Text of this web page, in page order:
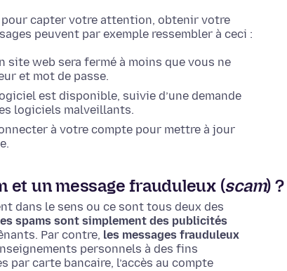
capter votre attention, obtenir votre
peuvent par exemple ressembler à ceci :
site web sera fermé à moins que vous ne
et mot de passe.
est disponible, suivie d’une demande
logiciels malveillants.
à votre compte pour mettre à jour
et un message frauduleux (scam) ?
dans le sens ou ce sont tous deux des
spams sont simplement des publicités
Par contre, les messages frauduleux
personnels à des fins
carte bancaire, l’accès au compte